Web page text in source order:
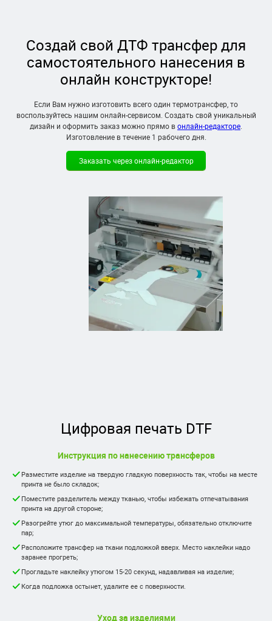
Создай свой ДТФ трансфер для
самостоятельного нанесения в
онлайн конструкторе!
Если Вам нужно изготовить всего один термотрансфер, то
воспользуйтесь нашим онлайн-сервисом. Создать свой уникальный
дизайн и оформить заказ можно прямо вонлайн-редакторе
Изготовление в течение 1 рабочего дня
Заказать через онлайн-редактор
Цифровая печать DTF
Инструкция по нанесению трансферов
Разместите изделие на твердую гладкую поверхность так, чтобы на месте
принта не было складок;
Поместите разделитель между тканью, чтобы избежать отпечатывания
принта на другой стороне;
Разогрейте утюг до максимальной температуры, обязательно отключите
пар;
Расположите трансфер на ткани подложкой вверх. Место наклейки надо
заранее прогреть;
Прогладьте наклейку утюгом 15-20 секунд, надавливая на изделие;
Когда подложка остынет, удалите ее с поверхности.
Уход за изделиями